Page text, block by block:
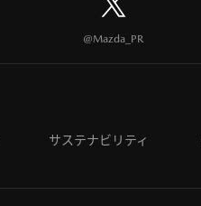
@Mazda_PR
サステナビリティ